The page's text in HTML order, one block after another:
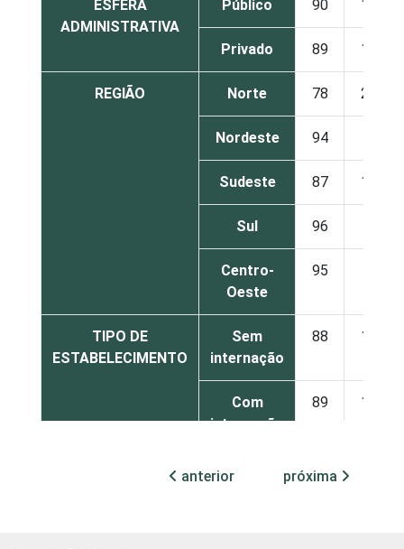
ESFERA
ADMINISTRATIVA
Público 90 10
Privado 89 11
REGIÃO Norte 78 22
Nordeste 94
Sudeste 87 13
Sul 96
Centro-
Oeste
95
TIPO DE
ESTABELECIMENTO
Sem
internação
88 12
Com
internação
89 11
anterior próxima